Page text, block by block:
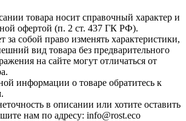
товара носит справочный характер и
офертой (п. 2 ст. 437 ГК РФ).
за собой право изменять характеристики,
вид товара без предварительного
на сайте могут отличаться от
информации о товаре обратитесь к
в описании или хотите оставить
нам по адресу: info@rost.eco